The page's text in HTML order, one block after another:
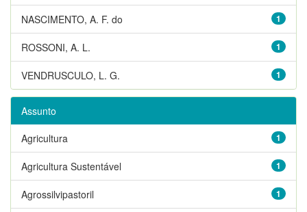
1
NASCIMENTO, A. F. do
1
ROSSONI, A. L.
1
VENDRUSCULO, L. G.
Assunto
1
Agricultura
1
Agricultura Sustentável
1
Agrossilvipastoril